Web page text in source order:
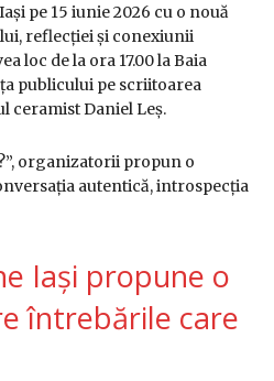
pe 15 iunie 2026 cu o nouă
reflecției și conexiunii
loc de la ora 17.00 la Baia
publicului pe scriitoarea
ceramist Daniel Leș.
organizatorii propun o
autentică, introspecția
Iași propune o
întrebările care